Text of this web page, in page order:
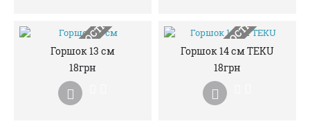
НЕМАЄ В НАЯВНОСТІ
Горшок 13 см
18грн
НЕМАЄ В НАЯВНОСТІ
Горшок 14 см TEKU
18грн